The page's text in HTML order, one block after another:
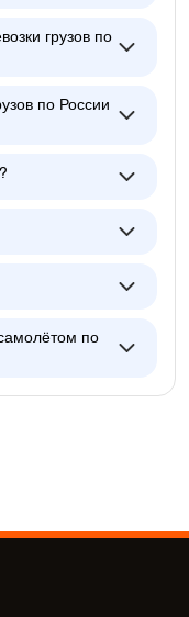
грузов по
по России
по